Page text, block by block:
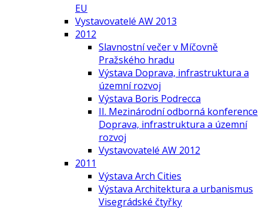
EU
Vystavovatelé AW 2013
2012
Slavnostní večer v Míčovně
Pražského hradu
Výstava Doprava, infrastruktura a
územní rozvoj
Výstava Boris Podrecca
II. Mezinárodní odborná konference
Doprava, infrastruktura a územní
rozvoj
Vystavovatelé AW 2012
2011
Výstava Arch Cities
Výstava Architektura a urbanismus
Visegrádské čtyřky